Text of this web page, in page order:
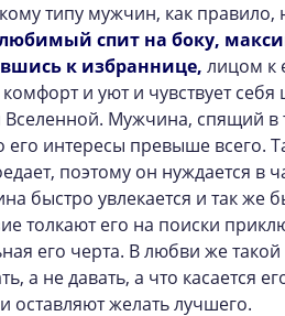
типу мужчин, как правило,
спит на боку,
к избраннице, лицом к
и уют и чувствует себя
Мужчина, спящий в
его интересы превыше всего.
поэтому он нуждается в
быстро увлекается и так же
толкают его на поиски
его черта. В любви же
а не давать, а что касается
оставляют желать лучшего.